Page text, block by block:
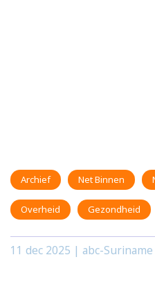
Archief Net Binnen
Overheid Gezondheid
11 dec 2025 | abc-